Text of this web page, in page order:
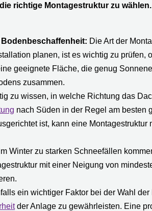
richtige Montagestruktur zu
Die Art der
planen, ist es wichtig zu
geeignete Fläche, die genug
zusammen.
zu wissen, in welche Richtung das
nach Süden in der Regel am besten
ist, kann eine
Winter zu starken Schneefällen
mit einer Neigung von
ein wichtiger Faktor bei der Wahl
der Anlage zu gewährleisten. Eine